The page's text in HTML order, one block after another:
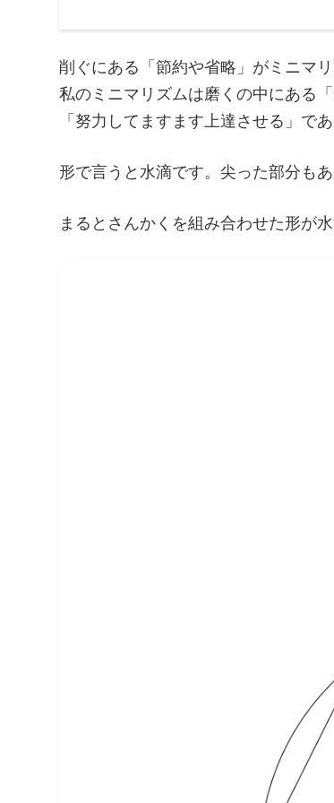
削ぐにある「節約や省略」がミニマ
私のミニマリズムは磨くの中にある
「努力してますます上達させる」であ
形で言うと水滴です。尖った部分も
まるとさんかくを組み合わせた形が